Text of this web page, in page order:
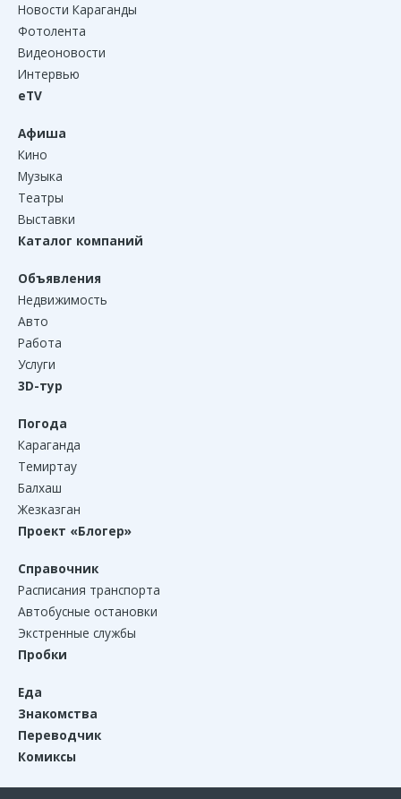
Новости Караганды
Фотолента
Видеоновости
Интервью
eTV
Афиша
Кино
Музыка
Театры
Выставки
Каталог компаний
Объявления
Недвижимость
Авто
Работа
Услуги
3D-тур
Погода
Караганда
Темиртау
Балхаш
Жезказган
Проект «Блогер»
Справочник
Расписания транспорта
Автобусные остановки
Экстренные службы
Пробки
Еда
Знакомства
Переводчик
Комиксы